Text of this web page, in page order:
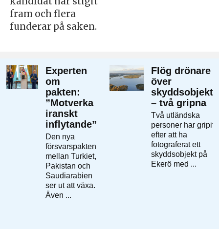
fram och flera
funderar på saken.